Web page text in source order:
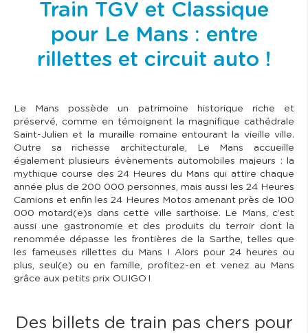
Train TGV et Classique
pour Le Mans : entre
rillettes et circuit auto !
Le Mans possède un patrimoine historique riche et
préservé, comme en témoignent la magnifique cathédrale
Saint-Julien et la muraille romaine entourant la vieille ville.
Outre sa richesse architecturale, Le Mans accueille
également plusieurs évènements automobiles majeurs : la
mythique course des 24 Heures du Mans qui attire chaque
année plus de 200 000 personnes, mais aussi les 24 Heures
Camions et enfin les 24 Heures Motos amenant près de 100
000 motard(e)s dans cette ville sarthoise. Le Mans, c’est
aussi une gastronomie et des produits du terroir dont la
renommée dépasse les frontières de la Sarthe, telles que
les fameuses rillettes du Mans ! Alors pour 24 heures ou
plus, seul(e) ou en famille, profitez-en et venez au Mans
grâce aux petits prix OUIGO !
Des billets de train pas chers pour